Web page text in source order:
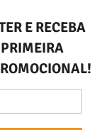
E RECEBA